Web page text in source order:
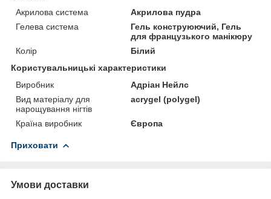
Акрилова система
Акрилова пудра
Гелева система
Гель конструюючий, Гель
для французького манікюру
Колір
Білий
Користувальницькі характеристики
Виробник
Адріан Нейлс
Вид матеріалу для
нарощування нігтів
acrygel (polygel)
Країна виробник Європа
Приховати
Умови доставки